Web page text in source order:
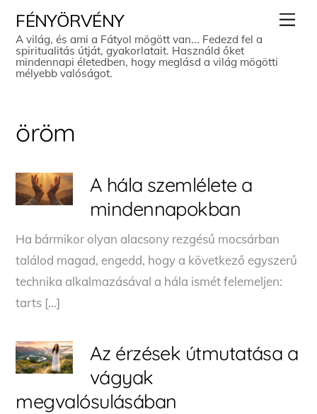
content
FÉNYÖRVÉNY
A világ, és ami a Fátyol mögött van... Fedezd fel a
spiritualitás útját, gyakorlatait. Használd őket
mindennapi életedben, hogy meglásd a világ mögötti
mélyebb valóságot.
öröm
A hála szemlélete a
mindennapokban
Ha bármikor olyan alacsony rezgésű mocsárban
találod magad, engedd, hogy a következő egyszerű
technika alkalmazásával a hála ismét felemeljen:
tarts […]
Az érzések útmutatása a
vágyak
megvalósulásában